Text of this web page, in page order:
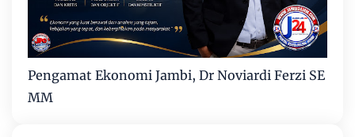
Pengamat Ekonomi Jambi, Dr Noviardi Ferzi SE
MM